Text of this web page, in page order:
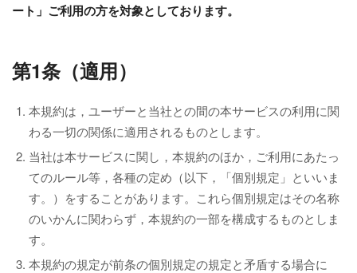
ート」ご利用の方を対象としております。
第1条（適用）
本規約は，ユーザーと当社との間の本サービスの利用に関
わる一切の関係に適用されるものとします。
当社は本サービスに関し，本規約のほか，ご利用にあたっ
てのルール等，各種の定め（以下，「個別規定」といいま
す。）をすることがあります。これら個別規定はその名称
のいかんに関わらず，本規約の一部を構成するものとしま
す。
本規約の規定が前条の個別規定の規定と矛盾する場合に